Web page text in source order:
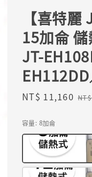
【喜特
15加侖
JT-
Sale
NT$ 11,160
容量: 8加侖